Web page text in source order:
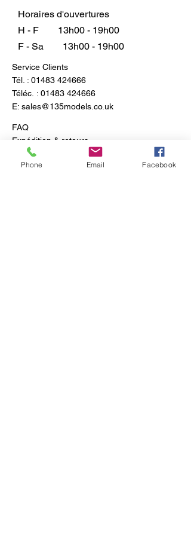
Horaires d'ouvertures
H - F
13h00 - 19h00
F - Sa
13h00 - 19h00
Service Clients
Tél. : 01483 424666
Téléc. : 01483 424666
E: sales@135models.co.uk
FAQ
Expédition & retours
Politique du magasin
Phone Email Facebook